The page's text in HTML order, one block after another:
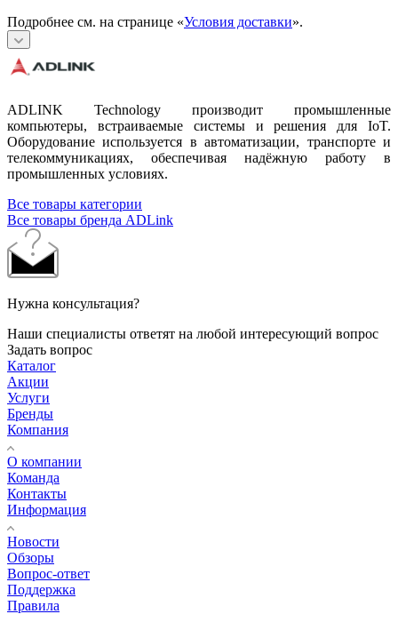
Подробнее см. на странице «Условия доставки».
ADLINK Technology производит промышленные
компьютеры, встраиваемые системы и решения для IoT.
Оборудование используется в автоматизации, транспорте и
телекоммуникациях, обеспечивая надёжную работу в
промышленных условиях.
Все товары категории
Все товары бренда ADLink
Нужна консультация?
Наши специалисты ответят на любой интересующий вопрос
Задать вопрос
Каталог
Акции
Услуги
Бренды
Компания
О компании
Команда
Контакты
Информация
Новости
Обзоры
Вопрос-ответ
Поддержка
Правила